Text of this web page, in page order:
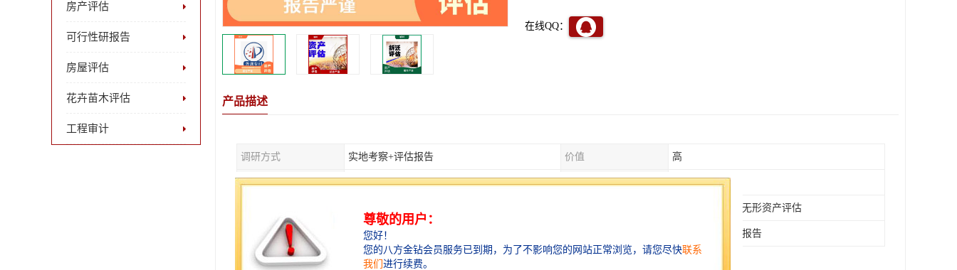
房产评估
可行性研报告
房屋评估
花卉苗木评估
工程审计
在线QQ：
产品描述
调研方式 实地考察+评估报告 价值 高
优点 干净无纠纷 面向区域 全国
整体资产评估，无形资产评估
评估费用 因项目不同价格不同 评估报告、验资报告
品质 保障